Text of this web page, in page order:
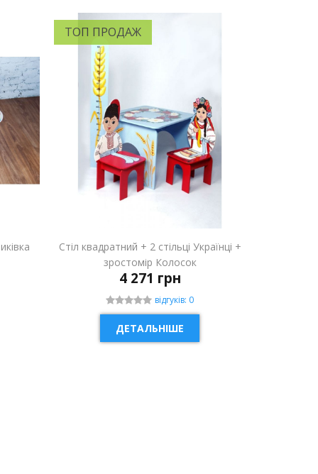
ТОП ПРОДАЖ
Стіл квадратний + 2 стільці Українці +
зростомір Колосок
4 271 грн
відгуків: 0
ДЕТАЛЬНІШЕ